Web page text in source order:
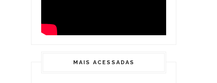
MAIS ACESSADAS